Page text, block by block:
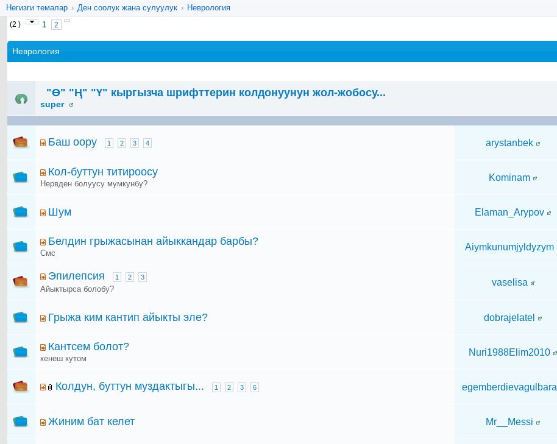
Негизги темалар › Ден соолук жана сулуулук › Неврология
(2 ) 1 2
Неврология
"Ө" "Ң" "Ү" кыргызча шрифттерин колдонуунун жол-жобосу...
super
Баш оору 1 2 3 4 arystanbek
Кол-буттун титироосу
Нервден болуусу мумкунбу?
Kominam
Шум Elaman_Arypov
Белдин грыжасынан айыккандар барбы?
Смс
Aiymkunumjyldyzym
Эпилепсия 1 2 3
Айыктырса болобу?
vaselisa
Грыжа ким кантип айыкты эле? dobrajelatel
Кантсем болот?
кенеш кутом
Nuri1988Elim2010
Колдун, буттун муздактыгы... 1 2 3 6 egemberdievagulbara
Жиним бат келет Mr__Messi